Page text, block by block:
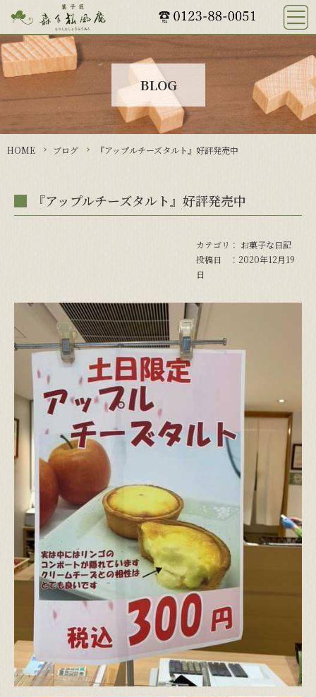
HOME
おすすめ商品
おすすめ商品一覧
かりんとう饅頭
ながぬまふ輪っと
夕日の郷の
あかねいろマドレーヌ
長沼メークイン
お菓子な日記
商品購入の注意事項等
ご注文方法について
お支払い方法
送料について
代引き手数料について
運営者情報
個人情報保護方針
閉じる
BLOG
HOME ブログ 『アップルチーズタルト』好評発売中
『アップルチーズタルト』好評発売中
カテゴリ： お菓子な日記
投稿日 ：2020年12月19
日